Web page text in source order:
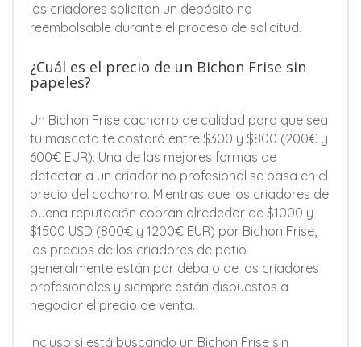
los criadores solicitan un depósito no
reembolsable durante el proceso de solicitud.
¿Cuál es el precio de un Bichon Frise sin
papeles?
Un Bichon Frise cachorro de calidad para que sea
tu mascota te costará entre $300 y $800 (200€ y
600€ EUR). Una de las mejores formas de
detectar a un criador no profesional se basa en el
precio del cachorro. Mientras que los criadores de
buena reputación cobran alrededor de $1000 y
$1500 USD (800€ y 1200€ EUR) por Bichon Frise,
los precios de los criadores de patio
generalmente están por debajo de los criadores
profesionales y siempre están dispuestos a
negociar el precio de venta.
Incluso si está buscando un Bichon Frise sin